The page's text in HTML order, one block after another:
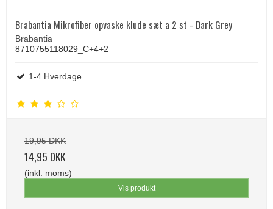
Brabantia Mikrofiber opvaske klude sæt a 2 st - Dark Grey
Brabantia
8710755118029_C+4+2
1-4 Hverdage
19,95 DKK
14,95 DKK
(inkl. moms)
Vis produkt